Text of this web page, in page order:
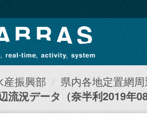
産振興部
県内各地定置網
流況データ（奈半利2019年08